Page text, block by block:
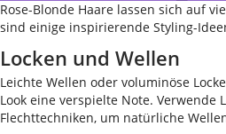
Rose-Blonde Haare lassen sich auf
sind einige inspirierende Styling-
Locken und Wellen
Leichte Wellen oder voluminöse
Look eine verspielte Note. Verwende
Flechttechniken, um natürliche